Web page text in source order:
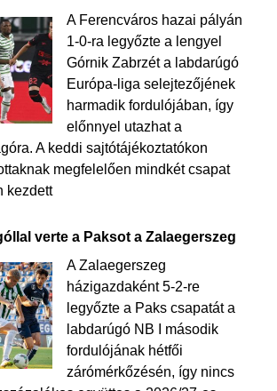
A Ferencváros hazai pályán
1-0-ra legyőzte a lengyel
Górnik Zabrzét a labdarúgó
Európa-liga selejtezőjének
harmadik fordulójában, így
előnnyel utazhat a
A keddi sajtótájékoztatókon
megfelelően mindkét csapat
kezdett
verte a Paksot a Zalaegerszeg
A Zalaegerszeg
házigazdaként 5-2-re
legyőzte a Paks csapatát a
labdarúgó NB I második
fordulójának hétfői
zárómérkőzésén, így nincs